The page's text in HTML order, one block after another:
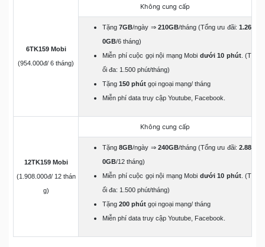
6TK159 Mobi
(954.000đ/ 6 tháng)
Không cung cấp
Tặng 7GB/ngày ⇒ 210GB/tháng (Tổng ưu đãi:1.26
0GB/6 tháng)
Miễn phí cuộc gọi nội mạng Mobi dưới 10 phút. (T
ối đa: 1.500 phút/tháng)
Tặng 150 phút gọi ngoại mạng/ tháng
Miễn phí data truy cập Youtube, Facebook.
12TK159 Mobi
(1.908.000đ/ 12 thán
g)
Không cung cấp
Tặng 8GB/ngày ⇒ 240GB/tháng (Tổng ưu đãi:2.88
0GB/12 tháng)
Miễn phí cuộc gọi nội mạng Mobi dưới 10 phút. (T
ối đa: 1.500 phút/tháng)
Tặng 200 phút gọi ngoại mạng/ tháng
Miễn phí data truy cập Youtube, Facebook.